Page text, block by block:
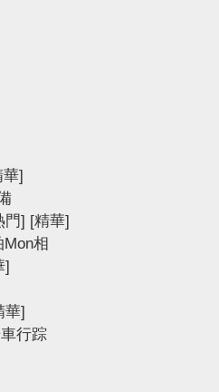
華]
門] [精華]
相
]
華]
行踪